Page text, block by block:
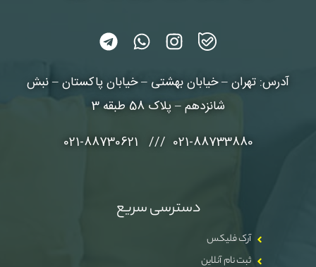
آدرس: تهران – خیابان بهشتی – خیابان پاکستان – نبش
شانزدهم – پلاک 58 طبقه 3
021-88733880 /// 021-88730621
دسترسی سریع
آرک فلیکس
ثبت نام آنلاین